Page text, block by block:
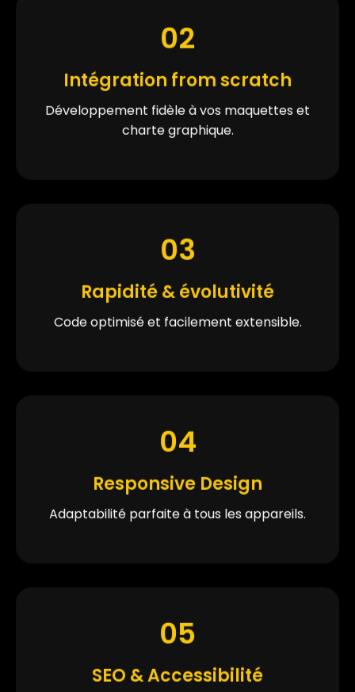
02
Intégration from scratch
Développement fidèle à vos maquettes et
charte graphique.
03
Rapidité & évolutivité
Code optimisé et facilement extensible.
04
Responsive Design
Adaptabilité parfaite à tous les appareils.
05
SEO & Accessibilité